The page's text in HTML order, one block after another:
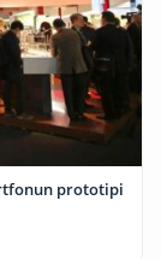
prototipi